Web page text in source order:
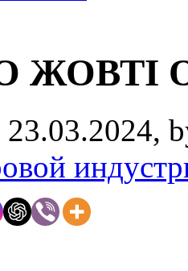
ЖОВТІ
23.03.2024,